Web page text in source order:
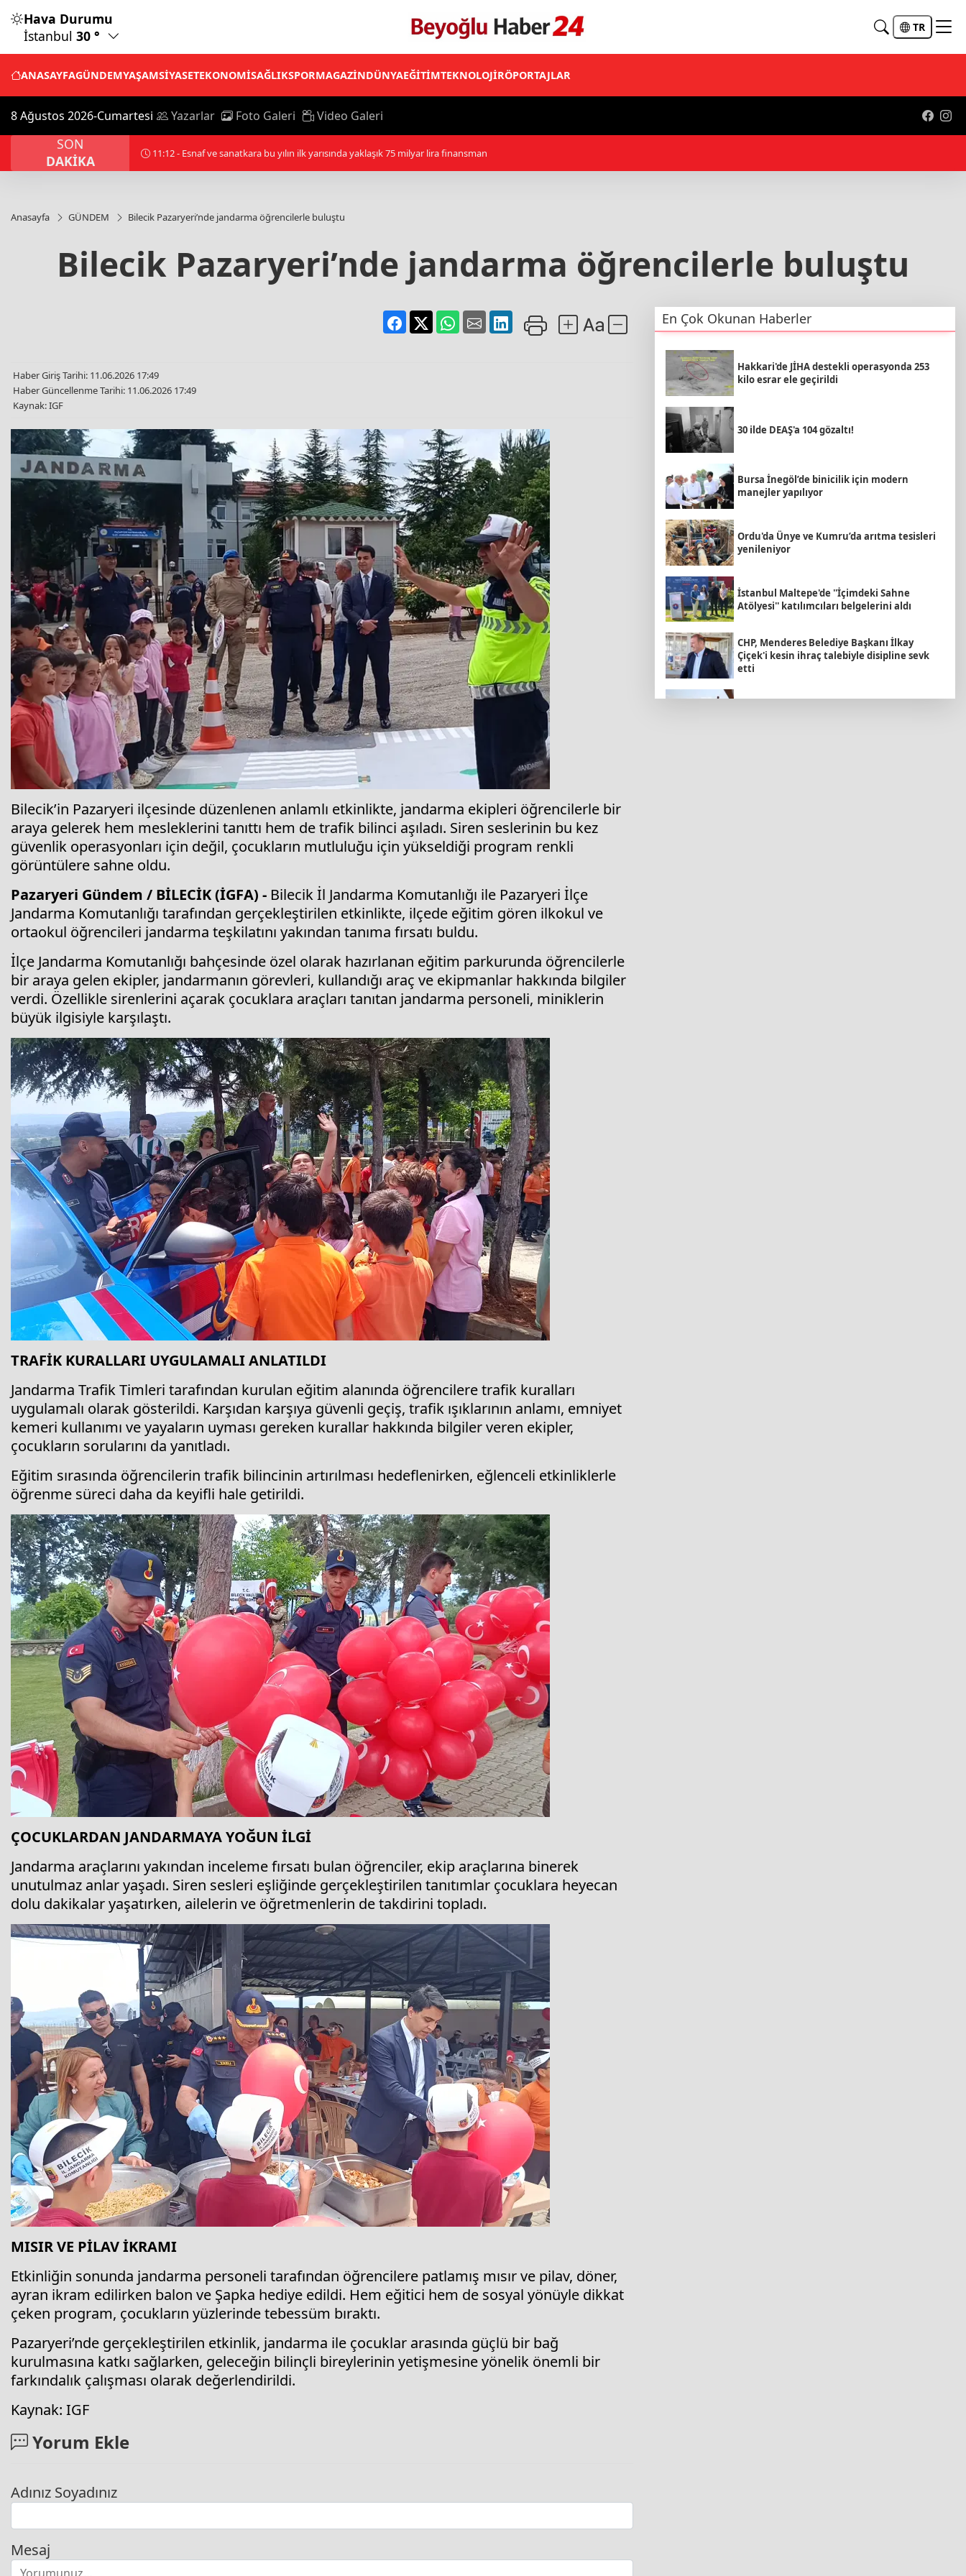
Hava Durumu
İstanbul 30 ° TR
ANASAYFAGÜNDEMYAŞAMSİYASETEKONOMİSAĞLIKSPORMAGAZİNDÜNYAEĞİTİMTEKNOLOJİRÖPORTAJLAR
8 Ağustos 2026-Cumartesi Yazarlar Foto Galeri Video Galeri
SON
DAKİKA
10:45 - Afyonkarahisar'da yolcu otobüsü kamyonete çarptı, 1 kişi öldü, 15 kişi yaralandı
Anasayfa GÜNDEM Bilecik Pazaryeri’nde jandarma öğrencilerle buluştu
Bilecik Pazaryeri’nde jandarma öğrencilerle buluştu
Haber Giriş Tarihi: 11.06.2026 17:49
Haber Güncellenme Tarihi: 11.06.2026 17:49
Kaynak: IGF
Bilecik’in Pazaryeri ilçesinde düzenlenen anlamlı etkinlikte, jandarma ekipleri öğrencilerle bir
araya gelerek hem mesleklerini tanıttı hem de trafik bilinci aşıladı. Siren seslerinin bu kez
güvenlik operasyonları için değil, çocukların mutluluğu için yükseldiği program renkli
görüntülere sahne oldu.
Pazaryeri Gündem / BİLECİK (İGFA) - Bilecik İl Jandarma Komutanlığı ile Pazaryeri İlçe
Jandarma Komutanlığı tarafından gerçekleştirilen etkinlikte, ilçede eğitim gören ilkokul ve
ortaokul öğrencileri jandarma teşkilatını yakından tanıma fırsatı buldu.
İlçe Jandarma Komutanlığı bahçesinde özel olarak hazırlanan eğitim parkurunda öğrencilerle
bir araya gelen ekipler, jandarmanın görevleri, kullandığı araç ve ekipmanlar hakkında bilgiler
verdi. Özellikle sirenlerini açarak çocuklara araçları tanıtan jandarma personeli, miniklerin
büyük ilgisiyle karşılaştı.
TRAFİK KURALLARI UYGULAMALI ANLATILDI
Jandarma Trafik Timleri tarafından kurulan eğitim alanında öğrencilere trafik kuralları
uygulamalı olarak gösterildi. Karşıdan karşıya güvenli geçiş, trafik ışıklarının anlamı, emniyet
kemeri kullanımı ve yayaların uyması gereken kurallar hakkında bilgiler veren ekipler,
çocukların sorularını da yanıtladı.
Eğitim sırasında öğrencilerin trafik bilincinin artırılması hedeflenirken, eğlenceli etkinliklerle
öğrenme süreci daha da keyifli hale getirildi.
ÇOCUKLARDAN JANDARMAYA YOĞUN İLGİ
Jandarma araçlarını yakından inceleme fırsatı bulan öğrenciler, ekip araçlarına binerek
unutulmaz anlar yaşadı. Siren sesleri eşliğinde gerçekleştirilen tanıtımlar çocuklara heyecan
dolu dakikalar yaşatırken, ailelerin ve öğretmenlerin de takdirini topladı.
MISIR VE PİLAV İKRAMI
Etkinliğin sonunda jandarma personeli tarafından öğrencilere patlamış mısır ve pilav, döner,
ayran ikram edilirken balon ve Şapka hediye edildi. Hem eğitici hem de sosyal yönüyle dikkat
çeken program, çocukların yüzlerinde tebessüm bıraktı.
Pazaryeri’nde gerçekleştirilen etkinlik, jandarma ile çocuklar arasında güçlü bir bağ
kurulmasına katkı sağlarken, geleceğin bilinçli bireylerinin yetişmesine yönelik önemli bir
farkındalık çalışması olarak değerlendirildi.
Kaynak: IGF
Yorum Ekle
Adınız Soyadınız
Mesaj
En Çok Okunan Haberler
Hakkari'de JİHA destekli operasyonda 253
kilo esrar ele geçirildi
30 ilde DEAŞ'a 104 gözaltı!
Bursa İnegöl’de binicilik için modern
manejler yapılıyor
Ordu'da Ünye ve Kumru’da arıtma tesisleri
yenileniyor
İstanbul Maltepe'de ''İçimdeki Sahne
Atölyesi'' katılımcıları belgelerini aldı
CHP, Menderes Belediye Başkanı İlkay
Çiçek'i kesin ihraç talebiyle disipline sevk
etti